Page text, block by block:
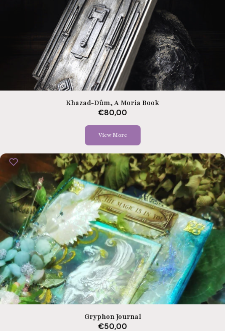
View More
Khazad-Dûm, A Moria Book
€80,00
Gryphon Journal
€50,00